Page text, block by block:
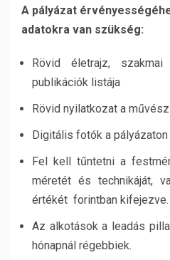
A pályázat
adatokra van szükség:
Rövid életrajz,
publikációk listája
Rövid nyilatkozat a
Digitális fotók a
Fel kell tűntetni a
méretét és technikáját,
értékét forintban kifejezve.
Az alkotások a leadás
hónapnál régebbiek.